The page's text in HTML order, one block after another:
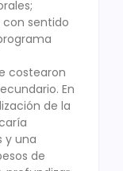
sentido
costearon
En
de la
y una
de